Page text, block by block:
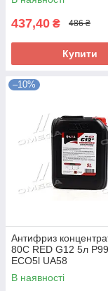
437,40 ₴ 486 ₴
Купити
–10%
Антифриз
80C RED G12 5л
ECO5l UA58
В наявності